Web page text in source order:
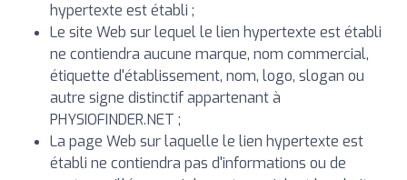
hypertexte est établi ;
Le site Web sur lequel le lien hypertexte est établi
ne contiendra aucune marque, nom commercial,
étiquette d'établissement, nom, logo, slogan ou
autre signe distinctif appartenant à
PHYSIOFINDER.NET ;
La page Web sur laquelle le lien hypertexte est
établi ne contiendra pas d'informations ou de